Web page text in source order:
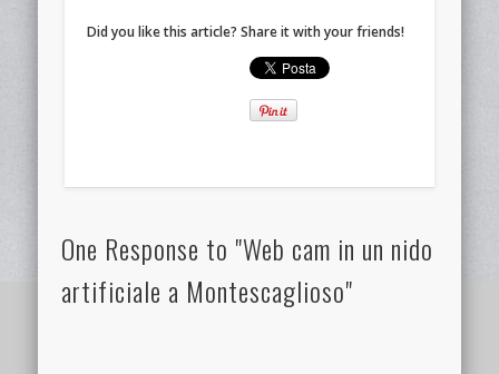
Did you like this article? Share it with your friends!
One Response to "Web cam in un nido
artificiale a Montescaglioso"